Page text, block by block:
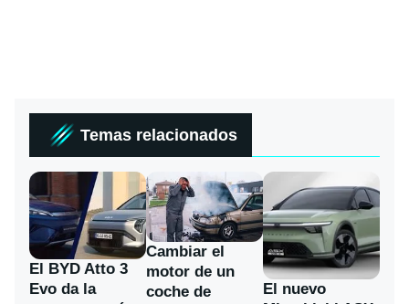
Temas relacionados
El BYD Atto 3
Evo da la
Cambiar el
motor de un
coche de
El nuevo